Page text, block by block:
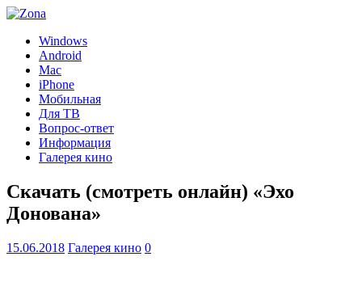
Windows
Android
Mac
iPhone
Мобильная
Для ТВ
Вопрос-ответ
Информация
Галерея кино
Скачать (смотреть онлайн) «Эхо
Донована»
15.06.2018 Галерея кино 0